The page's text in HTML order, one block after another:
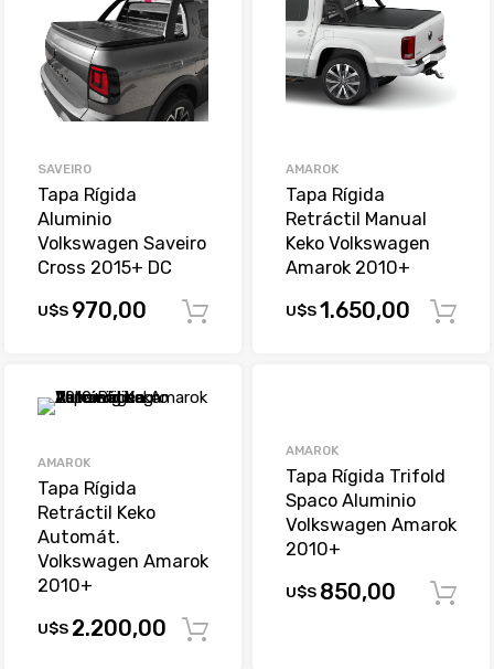
SAVEIRO
Tapa Rígida
Aluminio
Volkswagen Saveiro
Cross 2015+ DC
U$S 970,00 Comprar
AMAROK
Tapa Rígida
Retráctil Manual
Keko Volkswagen
Amarok 2010+
U$S1.650,00
AMAROK
Tapa Rígida
Retráctil Keko
Automát.
Volkswagen Amarok
2010+
U$S 2.200,00
AMAROK
Tapa Rígida Trifold
Spaco Aluminio
Volkswagen Amarok
2010+
U$S 850,00